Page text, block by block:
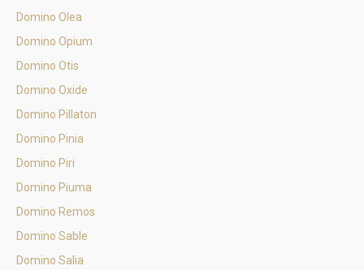
Domino Olea
Domino Opium
Domino Otis
Domino Oxide
Domino Pillaton
Domino Pinia
Domino Piri
Domino Piuma
Domino Remos
Domino Sable
Domino Salia